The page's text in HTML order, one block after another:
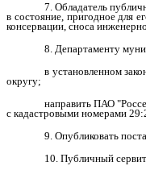
7. Обладатель
в состояние, пригодное для
консервации, сноса
8. Департаменту
в установленном
округу;
направить ПАО
с кадастровыми номерами
9. Опубликовать
10. Публичный